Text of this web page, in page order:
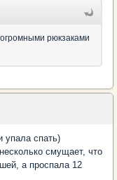
рюкзаками
упала спать)
смущает, что
а проспала 12